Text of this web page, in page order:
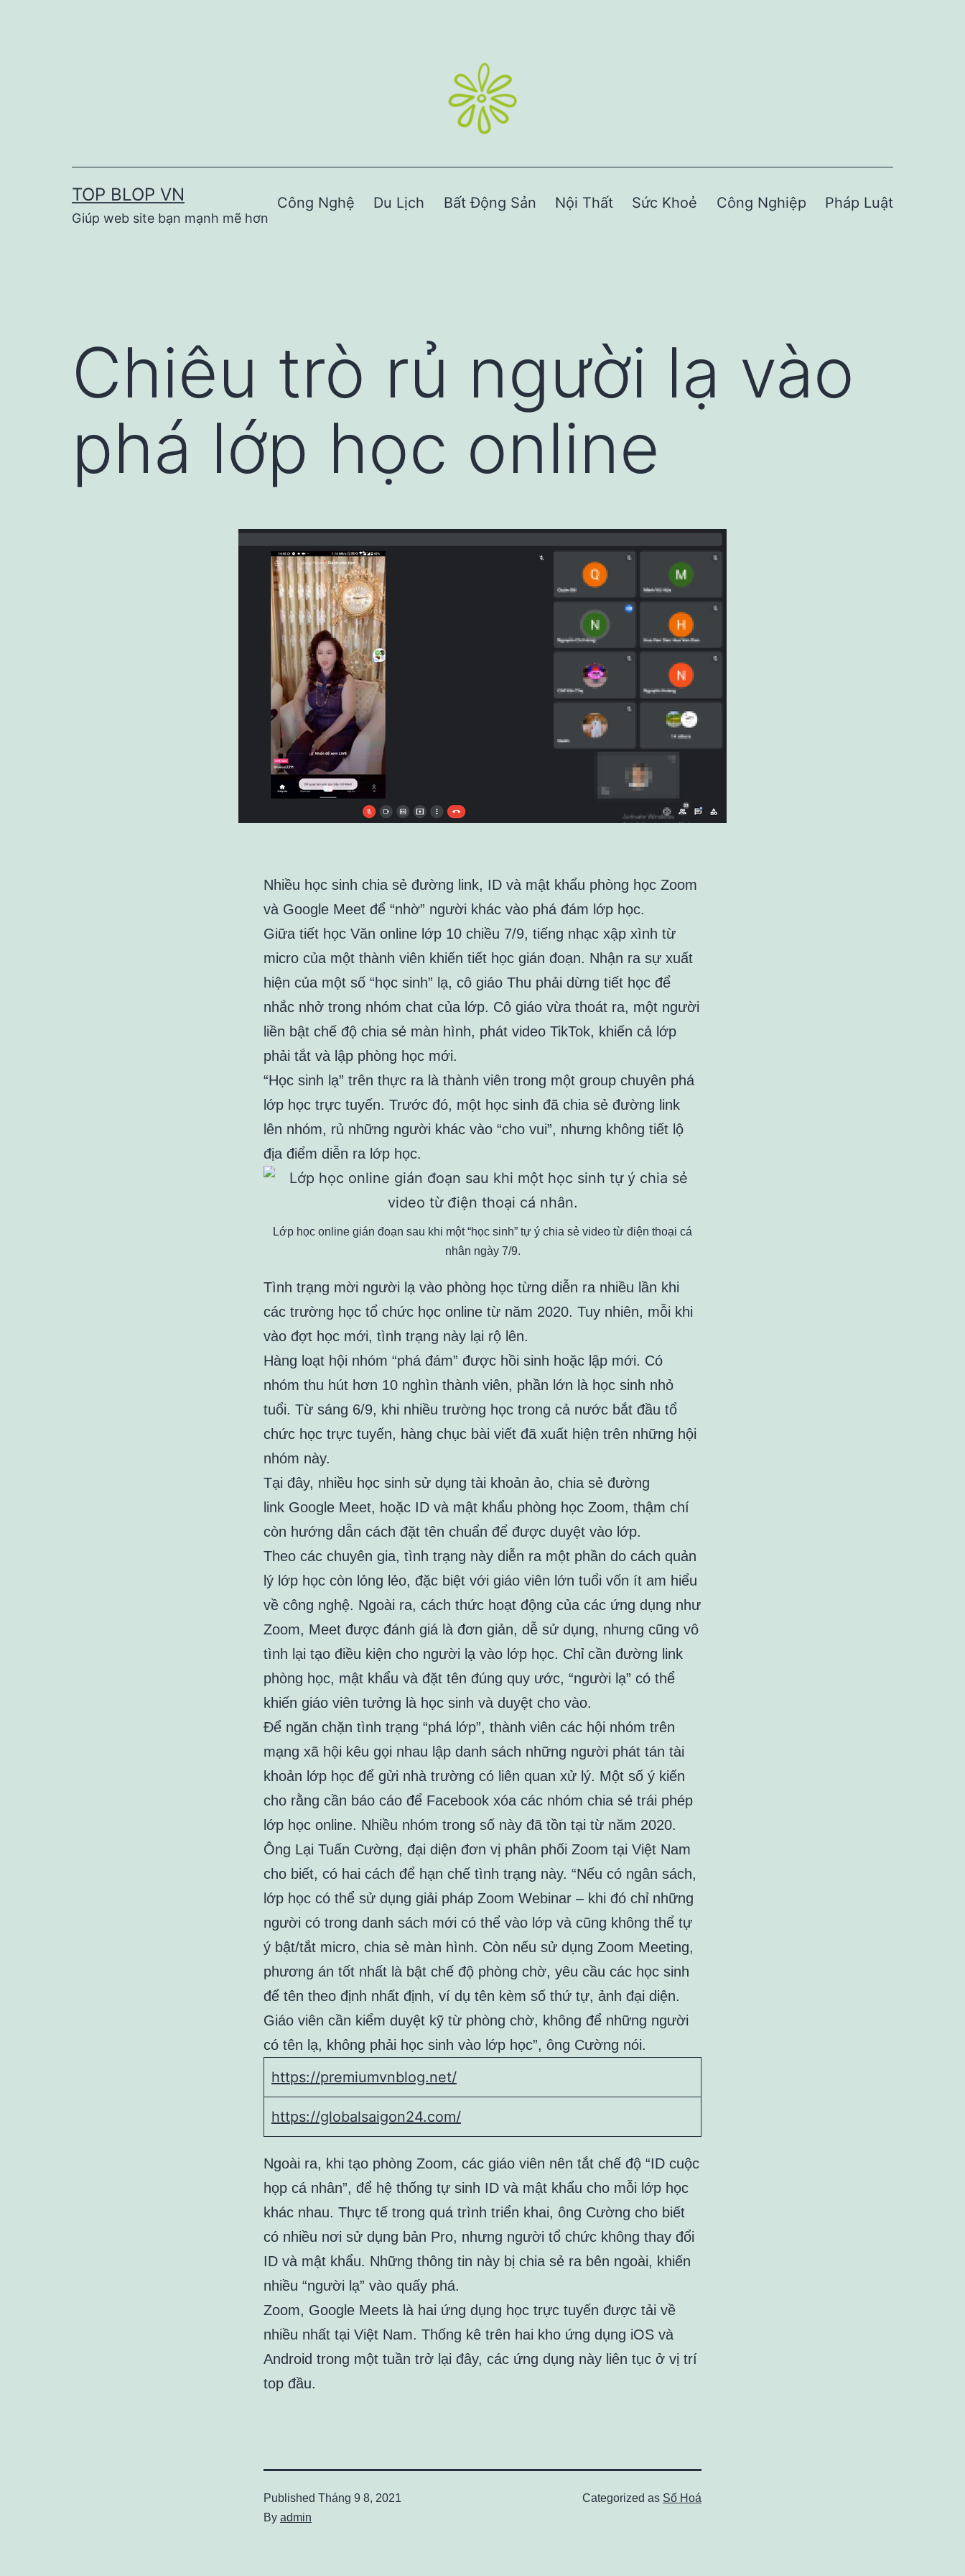
TOP BLOP VN
Giúp web site bạn mạnh mẽ hơn
Công Nghệ Du Lịch Bất Động Sản Nội Thất Sức Khoẻ Công Nghiệp Pháp Luật
Chiêu trò rủ người lạ vào
phá lớp học online
Nhiều học sinh chia sẻ đường link, ID và mật khẩu phòng học Zoom
và Google Meet để “nhờ” người khác vào phá đám lớp học.
Giữa tiết học Văn online lớp 10 chiều 7/9, tiếng nhạc xập xình từ
micro của một thành viên khiến tiết học gián đoạn. Nhận ra sự xuất
hiện của một số “học sinh” lạ, cô giáo Thu phải dừng tiết học để
nhắc nhở trong nhóm chat của lớp. Cô giáo vừa thoát ra, một người
liền bật chế độ chia sẻ màn hình, phát video TikTok, khiến cả lớp
phải tắt và lập phòng học mới.
“Học sinh lạ” trên thực ra là thành viên trong một group chuyên phá
lớp học trực tuyến. Trước đó, một học sinh đã chia sẻ đường link
lên nhóm, rủ những người khác vào “cho vui”, nhưng không tiết lộ
địa điểm diễn ra lớp học.
Lớp học online gián đoạn sau khi một “học sinh” tự ý chia sẻ video từ điện thoại cá
nhân ngày 7/9.
Tình trạng mời người lạ vào phòng học từng diễn ra nhiều lần khi
các trường học tổ chức học online từ năm 2020. Tuy nhiên, mỗi khi
vào đợt học mới, tình trạng này lại rộ lên.
Hàng loạt hội nhóm “phá đám” được hồi sinh hoặc lập mới. Có
nhóm thu hút hơn 10 nghìn thành viên, phần lớn là học sinh nhỏ
tuổi. Từ sáng 6/9, khi nhiều trường học trong cả nước bắt đầu tổ
chức học trực tuyến, hàng chục bài viết đã xuất hiện trên những hội
nhóm này.
Tại đây, nhiều học sinh sử dụng tài khoản ảo, chia sẻ đường
link Google Meet, hoặc ID và mật khẩu phòng học Zoom, thậm chí
còn hướng dẫn cách đặt tên chuẩn để được duyệt vào lớp.
Theo các chuyên gia, tình trạng này diễn ra một phần do cách quản
lý lớp học còn lỏng lẻo, đặc biệt với giáo viên lớn tuổi vốn ít am hiểu
về công nghệ. Ngoài ra, cách thức hoạt động của các ứng dụng như
Zoom, Meet được đánh giá là đơn giản, dễ sử dụng, nhưng cũng vô
tình lại tạo điều kiện cho người lạ vào lớp học. Chỉ cần đường link
phòng học, mật khẩu và đặt tên đúng quy ước, “người lạ” có thể
khiến giáo viên tưởng là học sinh và duyệt cho vào.
Để ngăn chặn tình trạng “phá lớp”, thành viên các hội nhóm trên
mạng xã hội kêu gọi nhau lập danh sách những người phát tán tài
khoản lớp học để gửi nhà trường có liên quan xử lý. Một số ý kiến
cho rằng cần báo cáo để Facebook xóa các nhóm chia sẻ trái phép
lớp học online. Nhiều nhóm trong số này đã tồn tại từ năm 2020.
Ông Lại Tuấn Cường, đại diện đơn vị phân phối Zoom tại Việt Nam
cho biết, có hai cách để hạn chế tình trạng này. “Nếu có ngân sách,
lớp học có thể sử dụng giải pháp Zoom Webinar – khi đó chỉ những
người có trong danh sách mới có thể vào lớp và cũng không thể tự
ý bật/tắt micro, chia sẻ màn hình. Còn nếu sử dụng Zoom Meeting,
phương án tốt nhất là bật chế độ phòng chờ, yêu cầu các học sinh
để tên theo định nhất định, ví dụ tên kèm số thứ tự, ảnh đại diện.
Giáo viên cần kiểm duyệt kỹ từ phòng chờ, không để những người
có tên lạ, không phải học sinh vào lớp học”, ông Cường nói.
https://premiumvnblog.net/
https://globalsaigon24.com/
Ngoài ra, khi tạo phòng Zoom, các giáo viên nên tắt chế độ “ID cuộc
họp cá nhân”, để hệ thống tự sinh ID và mật khẩu cho mỗi lớp học
khác nhau. Thực tế trong quá trình triển khai, ông Cường cho biết
có nhiều nơi sử dụng bản Pro, nhưng người tổ chức không thay đổi
ID và mật khẩu. Những thông tin này bị chia sẻ ra bên ngoài, khiến
nhiều “người lạ” vào quấy phá.
Zoom, Google Meets là hai ứng dụng học trực tuyến được tải về
nhiều nhất tại Việt Nam. Thống kê trên hai kho ứng dụng iOS và
Android trong một tuần trở lại đây, các ứng dụng này liên tục ở vị trí
top đầu.
Published Tháng 9 8, 2021
By admin
Categorized as Số Hoá